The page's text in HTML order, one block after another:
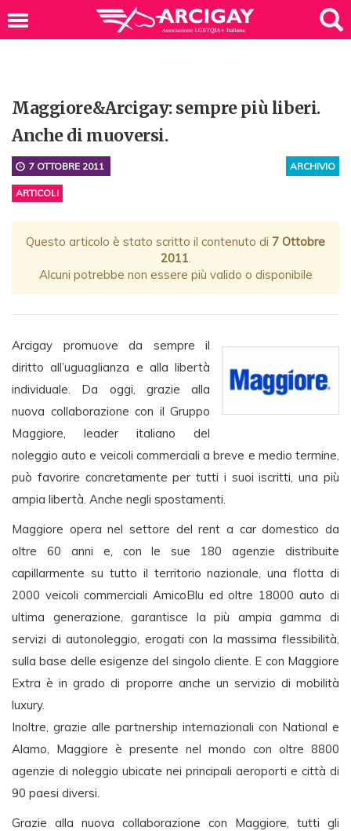
Maggiore&Arcigay: sempre più liberi.
Anche di muoversi.
ARCHIVIO
7 OTTOBRE 2011
ARTICOLI
Questo articolo è stato scritto il contenuto di 7 Ottobre
2011.
Alcuni potrebbe non essere più valido o disponibile
Arcigay promuove da sempre il
diritto all’uguaglianza e alla libertà
individuale. Da oggi, grazie alla
nuova collaborazione con il Gruppo
Maggiore, leader italiano del
noleggio auto e veicoli commerciali a breve e medio termine,
può favorire concretamente per tutti i suoi iscritti, una più
ampia libertà. Anche negli spostamenti.
Maggiore opera nel settore del rent a car domestico da
oltre 60 anni e, con le sue 180 agenzie distribuite
capillarmente su tutto il territorio nazionale, una flotta di
2000 veicoli commerciali AmicoBlu ed oltre 18000 auto di
ultima generazione, garantisce la più ampia gamma di
servizi di autonoleggio, erogati con la massima flessibilità,
sulla base delle esigenze del singolo cliente. E con Maggiore
Extra è in grado di proporre anche un servizio di mobilità
luxury.
Inoltre, grazie alle partnership internazionali con National e
Alamo, Maggiore è presente nel mondo con oltre 8800
agenzie di noleggio ubicate nei principali aeroporti e città di
90 paesi diversi.
Grazie alla nuova collaborazione con Maggiore, tutti gli